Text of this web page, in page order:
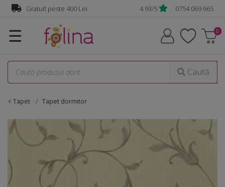
Gratuit peste 400 Lei 4.93/5 0754 069 665
☰
Caută
< Tapet Tapet dormitor